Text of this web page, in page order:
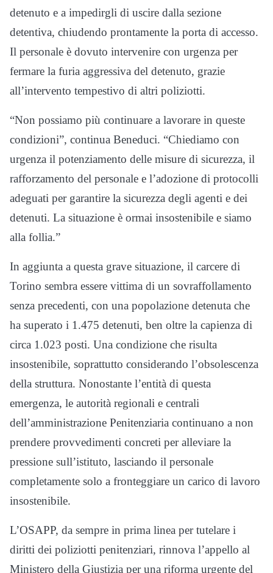
detenuto e a impedirgli di uscire dalla sezione
detentiva, chiudendo prontamente la porta di accesso.
Il personale è dovuto intervenire con urgenza per
fermare la furia aggressiva del detenuto, grazie
all’intervento tempestivo di altri poliziotti.
“Non possiamo più continuare a lavorare in queste
condizioni”, continua Beneduci. “Chiediamo con
urgenza il potenziamento delle misure di sicurezza, il
rafforzamento del personale e l’adozione di protocolli
adeguati per garantire la sicurezza degli agenti e dei
detenuti. La situazione è ormai insostenibile e siamo
alla follia.”
In aggiunta a questa grave situazione, il carcere di
Torino sembra essere vittima di un sovraffollamento
senza precedenti, con una popolazione detenuta che
ha superato i 1.475 detenuti, ben oltre la capienza di
circa 1.023 posti. Una condizione che risulta
insostenibile, soprattutto considerando l’obsolescenza
della struttura. Nonostante l’entità di questa
emergenza, le autorità regionali e centrali
dell’amministrazione Penitenziaria continuano a non
prendere provvedimenti concreti per alleviare la
pressione sull’istituto, lasciando il personale
completamente solo a fronteggiare un carico di lavoro
insostenibile.
L’OSAPP, da sempre in prima linea per tutelare i
diritti dei poliziotti penitenziari, rinnova l’appello al
Ministero della Giustizia per una riforma urgente del